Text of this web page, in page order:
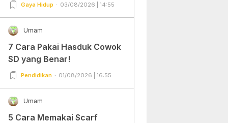
Gaya Hidup 03/08/2026 | 14:55
Umam
7 Cara Pakai Hasduk Cowok
SD yang Benar!
Pendidikan 01/08/2026 | 16:55
Umam
5 Cara Memakai Scarf